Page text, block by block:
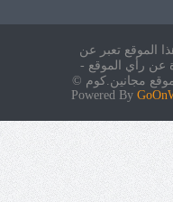
الموقع تعبر عن
عن رأي الموقع -
مجانين.كوم ©
Powered By